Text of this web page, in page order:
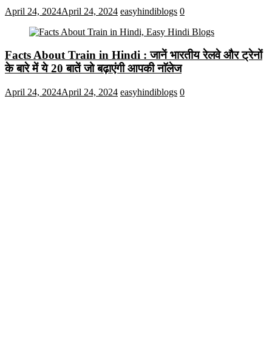
April 24, 2024April 24, 2024 easyhindiblogs 0
Facts About Train in Hindi : जानें भारतीय रेलवे और ट्रेनों
के बारे में ये 20 बातें जो बढ़ाएंगी आपकी नाॅलेज
April 24, 2024April 24, 2024 easyhindiblogs 0